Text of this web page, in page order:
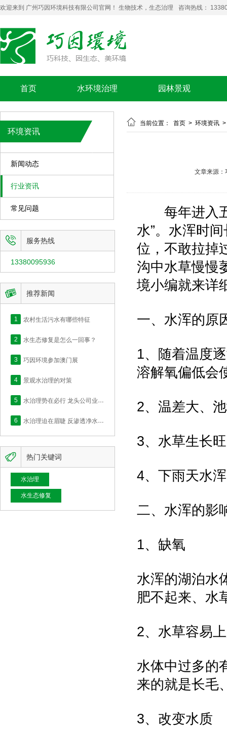
欢迎来到 广州巧因环境科技有限公司官网！ 生物技术，生态治理 咨询热线：
首页 水环境治理 园林景观
环境资讯
新闻动态
行业资讯
常见问题
 服务热线
13380095936
 推荐新闻
1 农村生活污水有哪些特征
2 水生态修复是怎么一回事？
3 巧因环境参加澳门展
4 景观水治理的对策
5 水治理势在必行 龙头公司业绩快速释放
6 水治理迫在眉睫 反渗透净水的价值何在？
 热门关键词
水治理
水生态修复
 当前位置： 首页 > 环境资讯
文章来源：
每年进入五
水”。水浑时
位，不敢拉掉
沟中水草慢慢
境小编就来详
一、水浑的原
1、随着温度
溶解氧偏低会
2、温差大、
3、水草生长
4、下雨天水
二、水浑的影
1、缺氧
水浑的湖泊水
肥不起来、水
2、水草容易
水体中过多的
来的就是长毛
3、改变水质